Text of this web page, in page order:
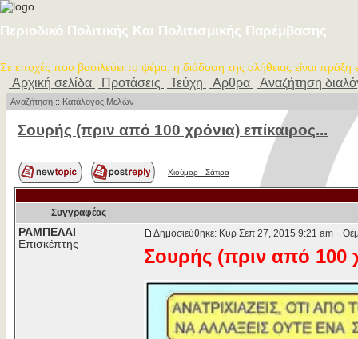
Περιοδικό Πολιτικής Και Πολιτισμικής Παρέμβασης
Σε εποχές που βασιλεύει το ψέμα, η διάδοση της αλήθειας είναι πράξη
Αρχική σελίδα Προτάσεις Τεύχη Αρθρα Αναζήτηση
Αναζήτηση :: Κατάλογος Μελών
Σουρής (πριν από 100 χρόνια) επίκαιρος...
Χιούμορ - Σάτιρα
Συγγραφέας
ΡΑΜΠΕΛΑΙ
Επισκέπτης
Δημοσιεύθηκε: Κυρ Σεπ 27, 2015 9:21 am
Σουρής (πριν από 100